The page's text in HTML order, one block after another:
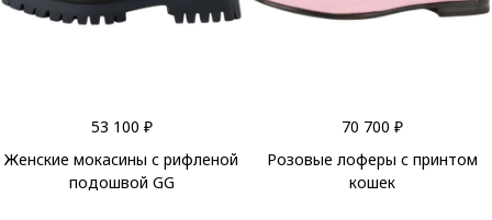
53 100 ₽
Женские мокасины с рифленой
подошвой GG
70 700 ₽
Розовые лоферы с принтом
кошек